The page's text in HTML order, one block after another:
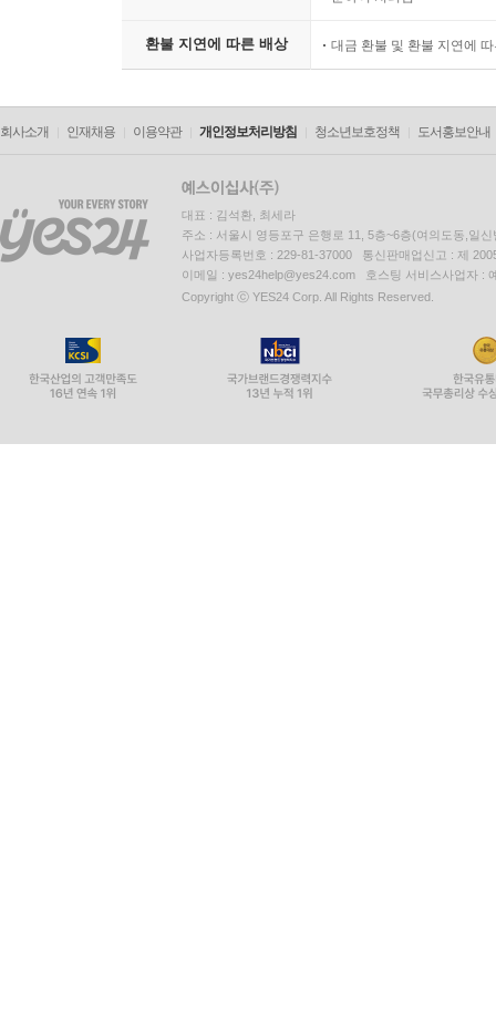
환불 지연에 따른 배상 대금 환불 및 환불 지연에
회사소개 인재채용 이용약관 개인정보처리방침 청소년보호정책 도서홍보안내
대표 : 김석환, 최세라
주소 : 서울시 영등포구 은행로 11, 5층~6층(여의도동,일신
사업자등록번호 : 229-81-37000 통신판매업신고 : 제
이메일 : yes24help@yes24.com 호스팅 서비스사업자 :
Copyright ⓒ YES24 Corp. All Rights Reserved.